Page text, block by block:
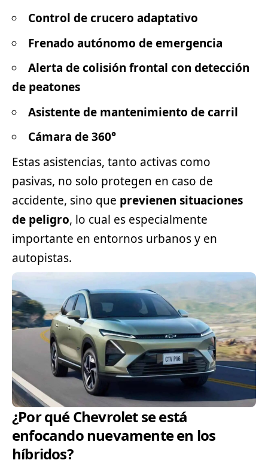
Control de crucero adaptativo
Frenado autónomo de emergencia
Alerta de colisión frontal con detección
de peatones
Asistente de mantenimiento de carril
Cámara de 360°
Estas asistencias, tanto activas como
pasivas, no solo protegen en caso de
accidente, sino que previenen situaciones
de peligro, lo cual es especialmente
importante en entornos urbanos y en
autopistas.
¿Por qué Chevrolet se está
enfocando nuevamente en los
híbridos?